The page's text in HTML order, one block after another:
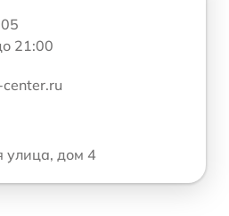
21:00
улица, дом 4